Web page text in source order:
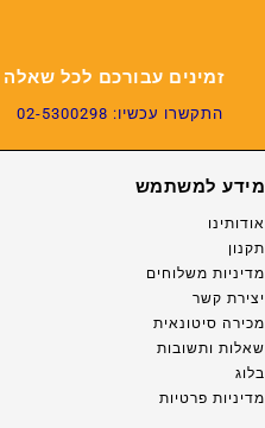
זמינים עבורכם לכל שאלה
התקשרו עכשיו: 02-5300298
מידע למשתמש
אודותינו
תקנון
מדיניות משלוחים
יצירת קשר
מכירה סיטונאית
שאלות ותשובות
בלוג
מדיניות פרטיות